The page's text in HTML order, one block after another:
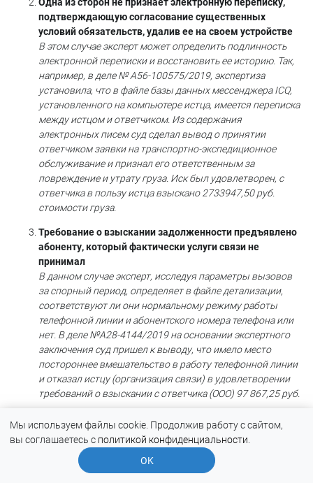
подтверждающую согласование существенных
условий обязательств, удалив ее на своем устройстве
В этом случае эксперт может определить подлинность
электронной переписки и восстановить ее историю. Так,
например, в деле № А56-100575/2019, экспертиза
установила, что в файле базы данных мессенджера ICQ,
установленного на компьютере истца, имеется переписка
между истцом и ответчиком. Из содержания
электронных писем суд сделал вывод о принятии
ответчиком заявки на транспортно-экспедиционное
обслуживание и признал его ответственным за
повреждение и утрату груза. Иск был удовлетворен, с
ответчика в пользу истца взыскано 2733947,50 руб.
стоимости груза.
Требование о взыскании задолженности предъявлено
абоненту, который фактически услуги связи не
принимал
В данном случае эксперт, исследуя параметры вызовов
за спорный период, определяет в файле детализации,
соответствуют ли они нормальному режиму работы
телефонной линии и абонентского номера телефона или
нет. В деле №А28-4144/2019 на основании экспертного
заключения суд пришел к выводу, что имело место
постороннее вмешательство в работу телефонной линии
и отказал истцу (организация связи) в удовлетворении
требований о взыскании с ответчика (ООО) 97 867,25 руб.
RTM Group
RTM Group — группа экспертных и юридических компаний,
специализирующихся на правовых и нормативно-технических
Мы используем файлы cookie. Продолжив работу с сайтом,
вы соглашаетесь с политикой конфиденциальности
OK